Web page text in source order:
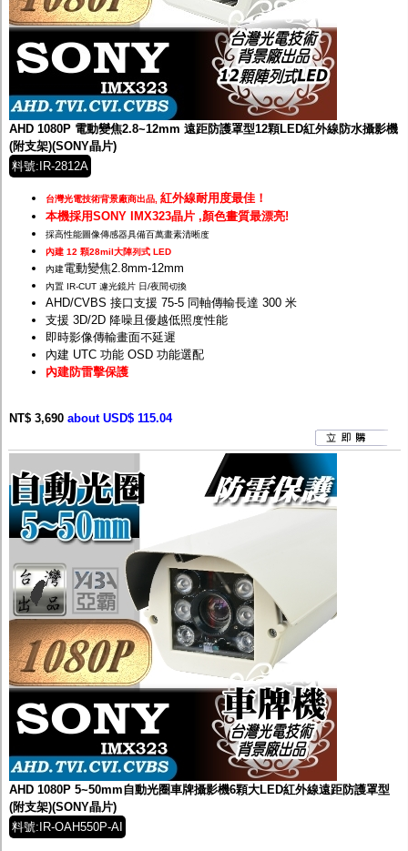
AHD 1080P 電動變焦2.8~12mm 遠距防護罩型12顆LED紅外線防水攝影機
(附支架)(SONY晶片)
料號:IR-2812A
台灣光電技術背景廠商出品, 紅外線耐用度最佳！
本機採用SONY IMX323晶片 ,顏色畫質最漂亮!
採高性能圖像傳感器具備百萬畫素清晰度
內建 12 顆28mil大陣列式 LED
內建電動變焦2.8mm-12mm
內置 IR-CUT 濾光鏡片 日/夜間切換
AHD/CVBS 接口支援 75-5 同軸傳輸長達 300 米
支援 3D/2D 降噪且優越低照度性能
即時影像傳輸畫面不延遲
內建 UTC 功能 OSD 功能選配
內建防雷擊保護
NT$ 3,690 about USD$ 115.04
AHD 1080P 5~50mm自動光圈車牌攝影機6顆大LED紅外線遠距防護罩型
(附支架)(SONY晶片)
料號:IR-OAH550P-AI